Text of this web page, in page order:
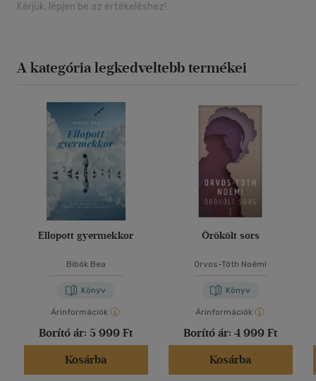
Kérjük, lépjen be az értékeléshez!
A kategória legkedveltebb termékei
Ellopott gyermekkor
Bibók Bea
Könyv
Árinformációk
Borító ár: 5 999 Ft
Kosárba
Örökölt sors
Orvos-Tóth Noémi
Könyv
Árinformációk
Borító ár: 4 999 Ft
Kosárba